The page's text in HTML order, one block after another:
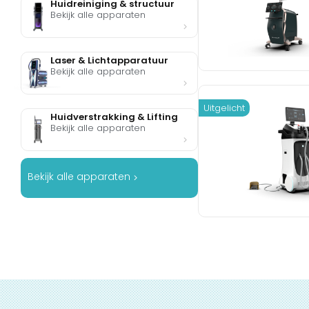
Huidreiniging & structuur
Bekijk alle apparaten
Laser & Lichtapparatuur
Bekijk alle apparaten
Huidverstrakking & Lifting
Bekijk alle apparaten
Bekijk alle apparaten
Uitgelicht